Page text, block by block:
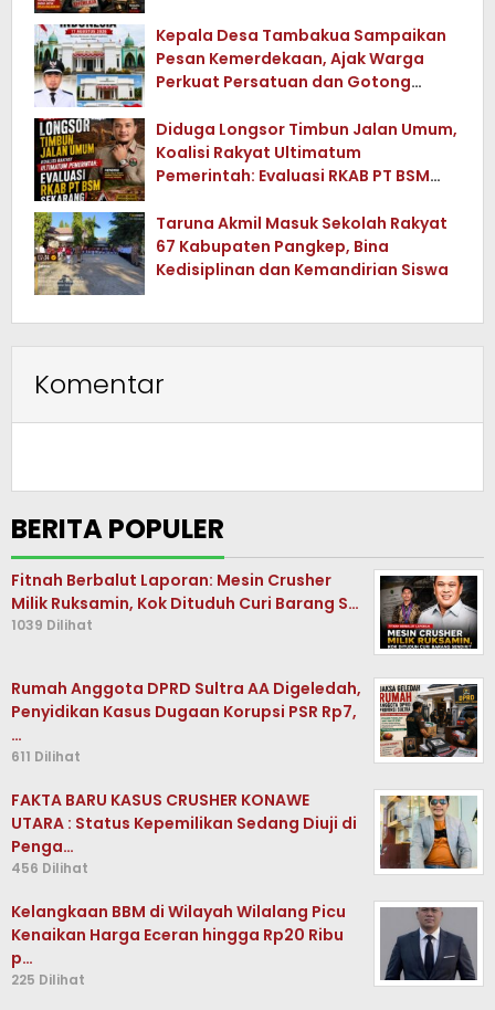
Kepala Desa Tambakua Sampaikan
Pesan Kemerdekaan, Ajak Warga
Perkuat Persatuan dan Gotong
Diduga Longsor Timbun Jalan Umum,
Koalisi Rakyat Ultimatum
Pemerintah: Evaluasi RKAB PT BSM
Taruna Akmil Masuk Sekolah Rakyat
67 Kabupaten Pangkep, Bina
Kedisiplinan dan Kemandirian Siswa
Komentar
BERITA POPULER
Fitnah Berbalut Laporan: Mesin Crusher
Milik Ruksamin, Kok Dituduh Curi Barang S…
1039 Dilihat
Rumah Anggota DPRD Sultra AA Digeledah,
Penyidikan Kasus Dugaan Korupsi PSR Rp7,
…
611 Dilihat
FAKTA BARU KASUS CRUSHER KONAWE
UTARA : Status Kepemilikan Sedang Diuji di
Penga…
456 Dilihat
Kelangkaan BBM di Wilayah Wilalang Picu
Kenaikan Harga Eceran hingga Rp20 Ribu
p…
225 Dilihat